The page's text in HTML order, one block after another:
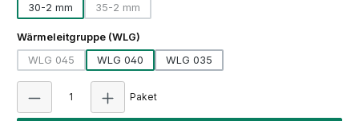
30-2 mm 35-2 mm
(Diese Option ist zurzeit nicht verfügbar.)
Wärmeleitgruppe (WLG)
WLG 045
(Diese Option ist zurzeit nicht verfügbar.)
WLG 040 WLG 035
Paket